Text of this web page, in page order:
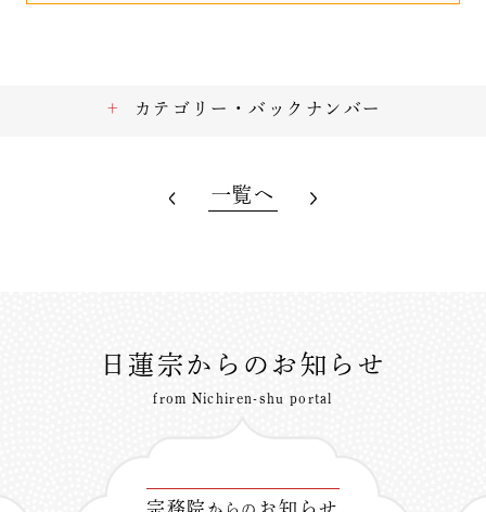
カテゴリー・バックナンバー
一覧へ
日蓮宗からのお知らせ
from Nichiren-shu portal
宗務院 お知らせ